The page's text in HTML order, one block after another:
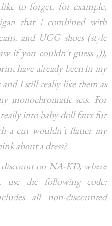
to forget, for example,
that I combined with
and UGG shoes (style
if you couldn't guess ;)),
have already been in my
and I still really like them as
monochromatic sets. For
into baby-doll faux fur
a cut wouldn't flatter my
about a dress?
on NA-KD, where
use the following code:
all non-discounted